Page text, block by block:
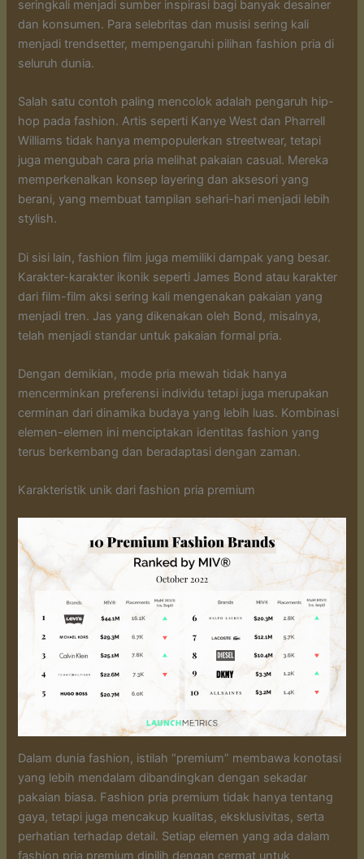
seringkali menjadi sumber inspirasi bagi banyak desainer
dan konsumen. Para selebritas dan musisi sering kali
menjadi trendsetter, mempengaruhi pilihan fashion pria di
seluruh dunia.
Salah satu contoh paling mencolok adalah pengaruh hip-
hop pada fashion. Artis seperti Kanye West dan Pharrell
Williams tidak hanya mempopulerkan streetwear, tetapi
juga mengubah cara pria melihat pakaian casual. Mereka
memperkenalkan konsep layering dan aksesori yang
berani, yang membuat tampilan sehari-hari menjadi lebih
stylish.
Di sisi lain, fashion film juga memiliki dampak yang besar.
Karakter-karakter ikonik seperti James Bond atau karakter
dari film-film aksi sering kali mengenakan pakaian yang
menjadi tren. Jas yang dikenakan oleh Bond, misalnya,
telah menjadi standar untuk pakaian formal pria.
Dengan demikian, mode pria mewah tidak hanya
mencerminkan preferensi individu tetapi juga merupakan
cerminan dari dinamika budaya yang lebih luas. Kombinasi
elemen-elemen ini menciptakan identitas fashion yang
terus berkembang dan beradaptasi dengan zaman.
Karakteristik unik dari fashion pria premium
Dalam dunia fashion, istilah “premium” membawa konotasi
yang lebih mendalam dibandingkan dengan sekadar
pakaian biasa. Fashion pria premium tidak hanya tentang
gaya, tetapi juga mencakup kualitas, eksklusivitas, serta
perhatian terhadap detail. Setiap elemen yang ada dalam
fashion pria premium dipilih dengan cermat untuk